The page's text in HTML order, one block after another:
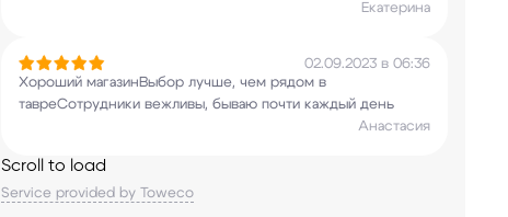
Екатерина
02.09.2023 в 06:36
Хороший магазинВыбор лучше, чем рядом в
тавреСотрудники вежливы, бываю почти каждый день
Анастасия
Scroll to load
Service provided by Toweco